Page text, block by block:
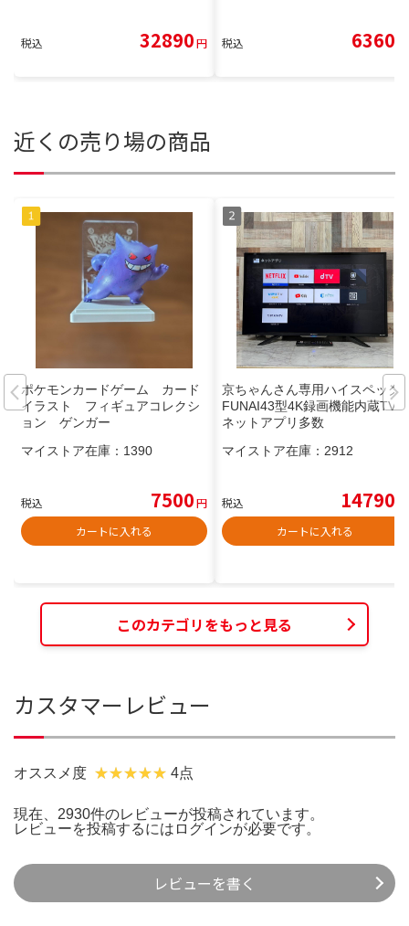
税込 32890円 税込 6360
近くの売り場の商品
ポケモンカードゲーム カード
イラスト フィギュアコレクシ
ョン ゲンガー
マイストア在庫： 1390
税込 7500円
カートに入れる
京ちゃんさん専用ハイスペック
FUNAI43型4K録画機能内蔵TV
ネットアプリ多数
マイストア在庫： 2912
税込 14790
カートに入れる
このカテゴリをもっと見る
カスタマーレビュー
オススメ度 4点
現在、2930件のレビューが投稿されています。
レビューを投稿するには ログインが必要です。
レビューを書く